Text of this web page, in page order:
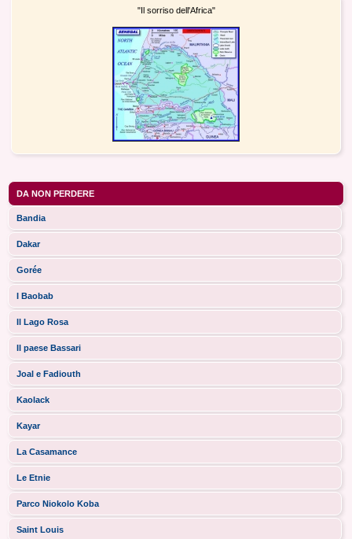
"Il sorriso dell'Africa"
DA NON PERDERE
Bandia
Dakar
Gorée
I Baobab
Il Lago Rosa
Il paese Bassari
Joal e Fadiouth
Kaolack
Kayar
La Casamance
Le Etnie
Parco Niokolo Koba
Saint Louis